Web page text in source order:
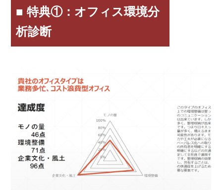
■ 特典①：オフィス環境分
析診断